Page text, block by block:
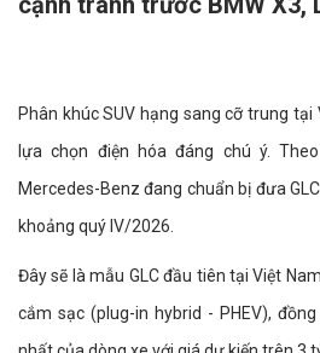
Phân khúc SUV hạng sang cỡ trung
lựa chọn điện hóa đáng chú ý.
Mercedes-Benz đang chuẩn bị đưa
khoảng quý IV/2026.
Đây sẽ là mẫu GLC đầu tiên tại Việt
cắm sạc (plug-in hybrid - PHEV),